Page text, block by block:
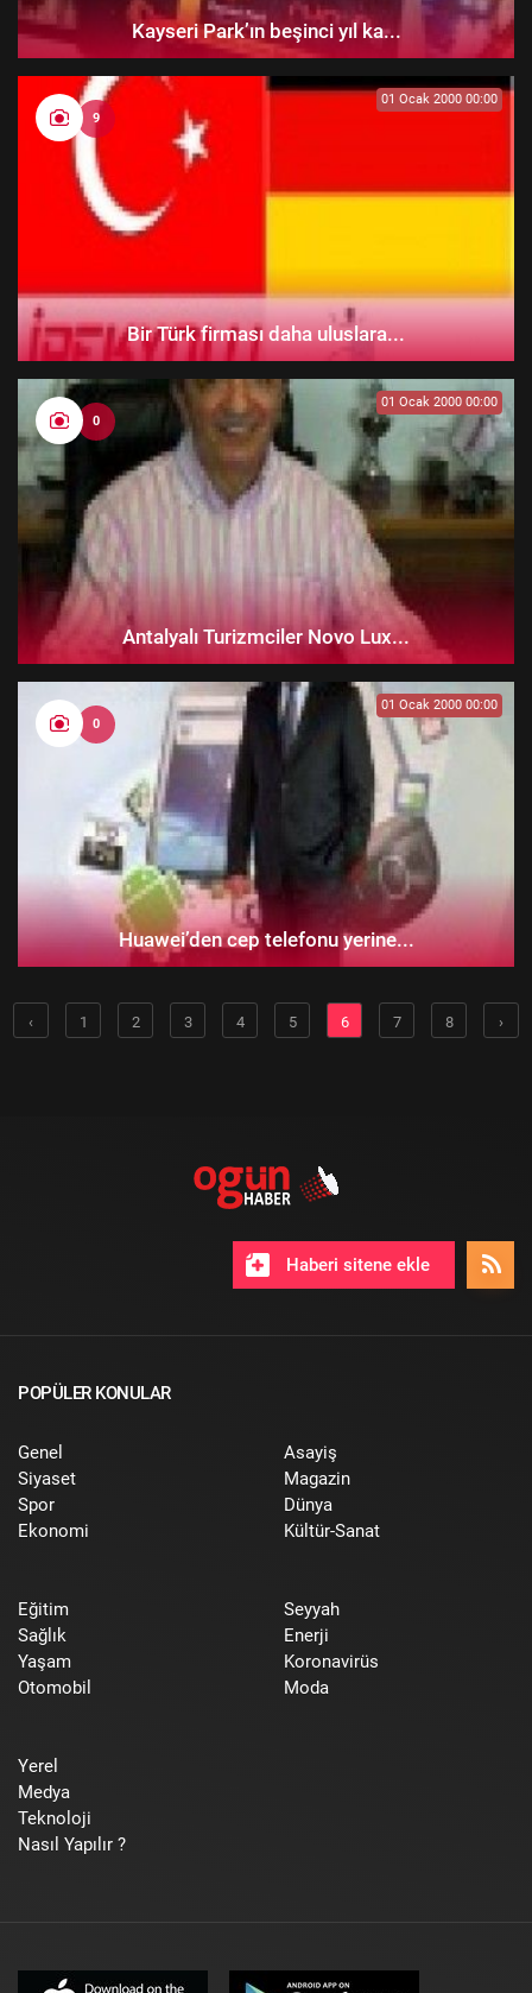
Kayseri Park’ın beşinci yıl ka...
9
01 Ocak 2000 00:00
Bir Türk firması daha uluslara...
0
01 Ocak 2000 00:00
Antalyalı Turizmciler Novo Lux...
0
01 Ocak 2000 00:00
Huawei’den cep telefonu yerine...
‹ 1 2 3 4 5 6 7 8 ›
Haberi sitene ekle
POPÜLER KONULAR
Genel
Siyaset
Spor
Ekonomi
Asayiş
Magazin
Dünya
Kültür-Sanat
Eğitim
Sağlık
Yaşam
Otomobil
Seyyah
Enerji
Koronavirüs
Moda
Yerel
Medya
Teknoloji
Nasıl Yapılır ?